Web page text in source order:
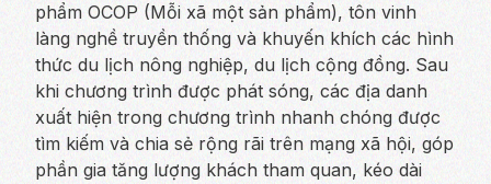
phẩm OCOP (Mỗi xã một sản phẩm), tôn vinh
làng nghề truyền thống và khuyến khích các hình
thức du lịch nông nghiệp, du lịch cộng đồng. Sau
khi chương trình được phát sóng, các địa danh
xuất hiện trong chương trình nhanh chóng được
tìm kiếm và chia sẻ rộng rãi trên mạng xã hội, góp
phần gia tăng lượng khách tham quan, kéo dài